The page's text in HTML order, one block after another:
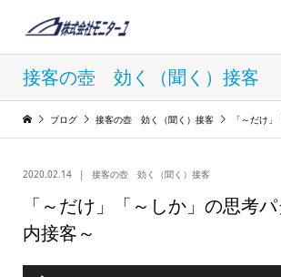
接客の壺 効く（聞く）接客
ブログ 接客の壺 効く（聞く）接客 「～だけ」「
2020.02.14 接客の壺 効く（聞く）接客
「～だけ」「～しか」の思考
内接客～